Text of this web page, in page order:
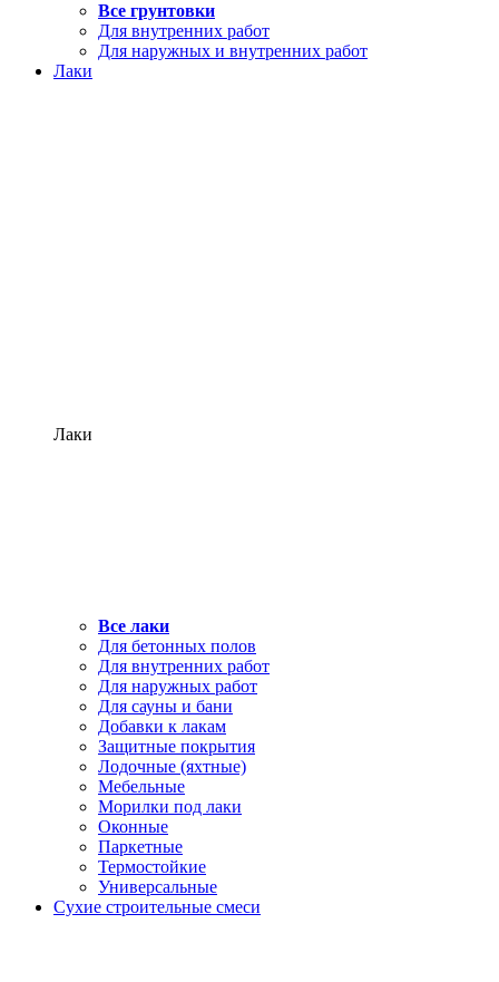
Все грунтовки
Для внутренних работ
Для наружных и внутренних работ
Лаки
Лаки
Все лаки
Для бетонных полов
Для внутренних работ
Для наружных работ
Для сауны и бани
Добавки к лакам
Защитные покрытия
Лодочные (яхтные)
Мебельные
Морилки под лаки
Оконные
Паркетные
Термостойкие
Универсальные
Сухие строительные смеси